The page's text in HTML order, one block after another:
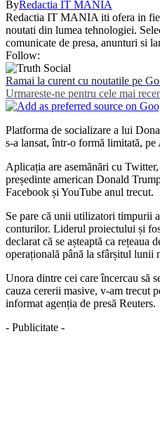
ByRedactia IT MANIA
Redactia IT MANIA iti ofera in
noutati din lumea tehnologiei.
comunicate de presa, anunturi si
Follow:
Ramai la curent cu noutatile pe
Urmareste-ne pentru cele mai
Platforma de socializare a lui
s-a lansat, într-o formă limitată,
Aplicația are asemănări cu
președinte american Donald
Facebook și YouTube anul trecut.
Se pare că unii utilizatori timpurii
conturilor. Liderul proiectului și
declarat că se așteaptă ca rețeaua
operațională până la sfârșitul lunii
Unora dintre cei care încercau să
cauza cererii masive, v-am trecut
informat agenția de presă Reuters.
- Publicitate -